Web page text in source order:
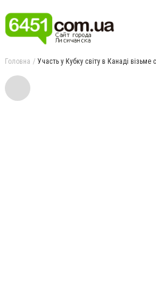
Головна Участь у Кубку світу в Канаді